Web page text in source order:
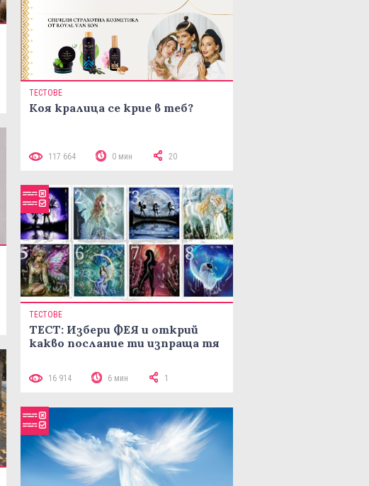
ТЕСТОВЕ
Коя кралица се крие в теб?
117 664 0 мин 20
ТЕСТОВЕ
ТЕСТ: Избери ФЕЯ и открий
какво послание ти изпраща тя
16 914 6 мин 1